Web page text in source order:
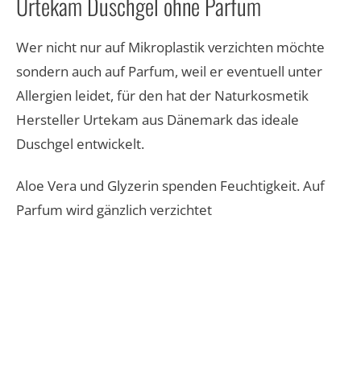
Wer nicht nur auf Mikroplastik verzichten möchte
sondern auch auf Parfum, weil er eventuell unter
Allergien leidet, für den hat der Naturkosmetik
Hersteller Urtekam aus Dänemark das ideale
Duschgel entwickelt.
Aloe Vera und Glyzerin spenden Feuchtigkeit. Auf
Parfum wird gänzlich verzichtet